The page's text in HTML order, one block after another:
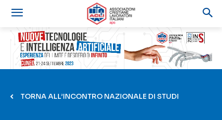
TORNA ALL’INCONTRO NAZIONALE DI STUDI